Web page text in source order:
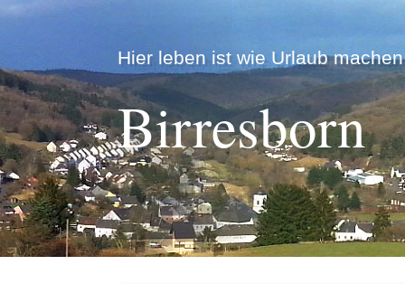
Hier leben ist wie Urlaub
Birresborn